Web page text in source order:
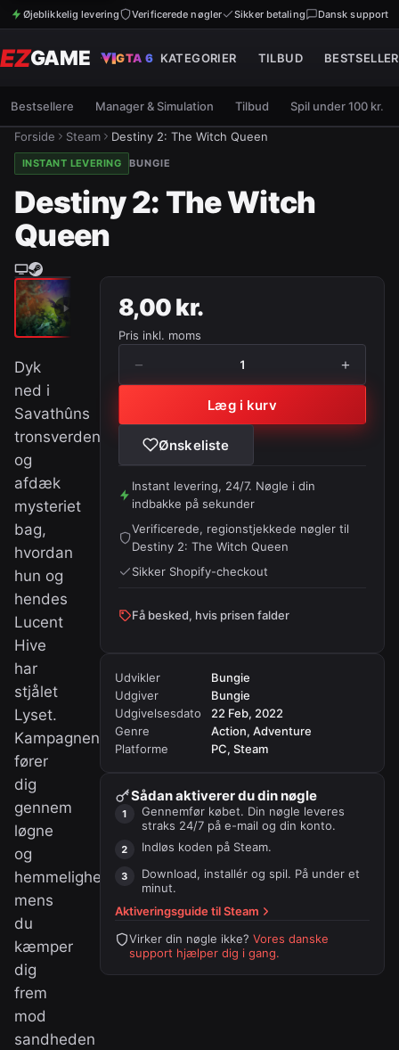
Øjeblikkelig levering Verificerede nøgler Sikker betaling Dansk support
EZGAME GTA 6 KATEGORIER TILBUD
Bestsellere Manager & Simulation Tilbud Spil under 100 kr.
Forside Steam Destiny 2: The Witch Queen
INSTANT LEVERING BUNGIE
Destiny 2: The Witch
Queen
Dyk
ned i
Savathûns
tronsverden
og
afdæk
mysteriet
bag,
hvordan
hun og
hendes
Lucent
Hive
har
stjålet
Lyset.
Kampagnen
fører
dig
gennem
løgne
og
hemmeligheder,
mens
du
kæmper
dig
frem
mod
sandheden
8,00 kr.
Pris inkl. moms
− 1 +
Læg i kurv
Ønskeliste
Instant levering, 24/7. Nøgle i din
indbakke på sekunder
Verificerede, regionstjekkede nøgler til
Destiny 2: The Witch Queen
Sikker Shopify-checkout
Få besked, hvis prisen falder
Udvikler
Bungie
Udgiver
Bungie
Udgivelsesdato
22 Feb, 2022
Genre
Action, Adventure
Platforme
PC, Steam
Sådan aktiverer du din nøgle
Gennemfør købet. Din nøgle leveres
straks 24/7 på e-mail og din konto.
Indløs koden på Steam.
Download, installér og spil. På under et
minut.
Aktiveringsguide tilSteam
Virker din nøgle ikke? Vores danske
support hjælper dig i gang.